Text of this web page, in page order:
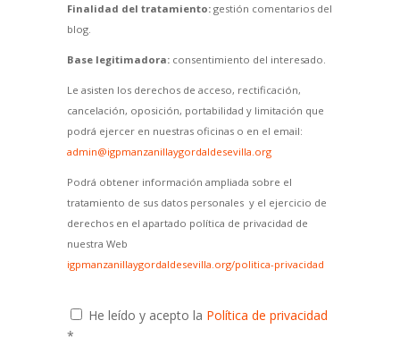
Finalidad del tratamiento:gestión comentarios del
blog.
Base legitimadora:consentimiento del interesado.
Le asisten los derechos de acceso, rectificación,
cancelación, oposición, portabilidad y limitación que
podrá ejercer en nuestras oficinas o en el email:
admin@igpmanzanillaygordaldesevilla.org
Podrá obtener información ampliada sobre el
tratamiento de sus datos personales y el ejercicio de
derechos en el apartado política de privacidad de
nuestra Web
igpmanzanillaygordaldesevilla.org/politica-privacidad
He leído y acepto la Política de privacidad
*